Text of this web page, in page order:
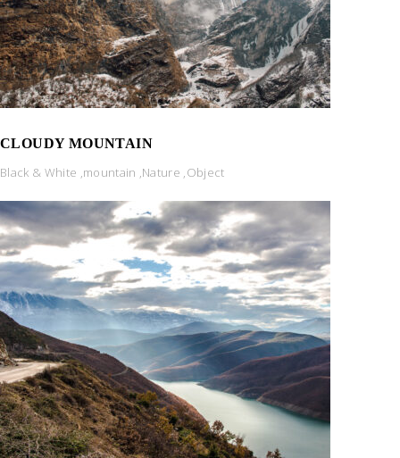
CLOUDY MOUNTAIN
Black & White ,mountain ,Nature ,Object